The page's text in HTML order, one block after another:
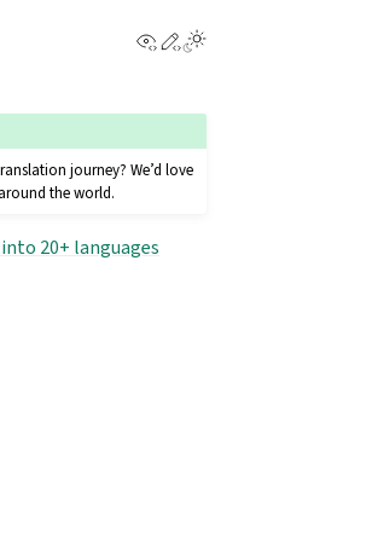
View this page
Edit this page
journey? We’d love
the world.
20+ languages